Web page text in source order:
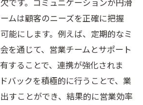
ムは顧客のニーズを正確に把握
能にします。例えば、定期的なミ
を通じて、営業チームとサポート
することで、連携が強化されま
バックを積極的に行うことで、業
すことができ、結果的に営業効率